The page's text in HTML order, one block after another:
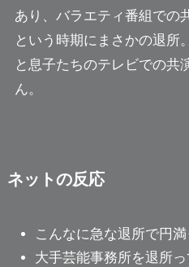
あり、バラエティ番組での
という時期にまさかの退所
と息子たちのテレビでの共
ん。
ネットの反応
こんなに急な退所で円
大手芸能事務所を退所